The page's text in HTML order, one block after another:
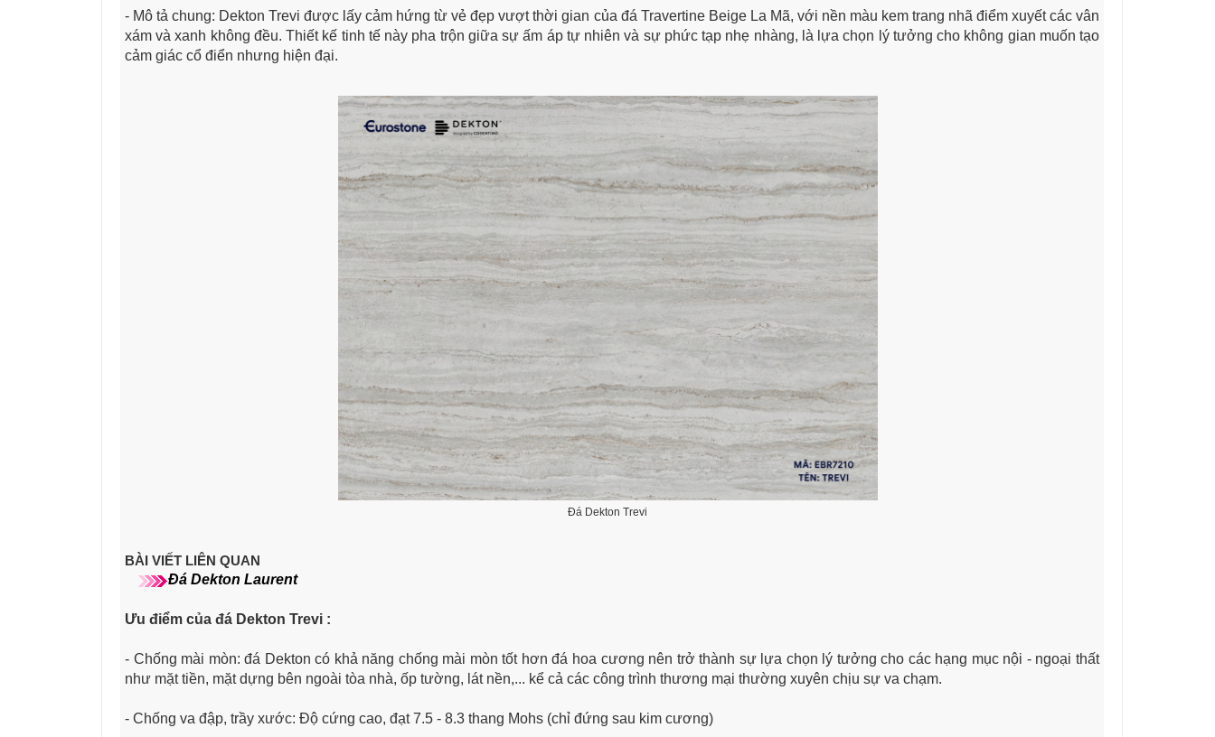
- Mô tả chung: Dekton Trevi được lấy cảm hứng từ vẻ đẹp vượt thời gian của đá Travertine Beige La Mã, với nền màu kem trang nhã điểm xuyết các vân
xám và xanh không đều. Thiết kế tinh tế này pha trộn giữa sự ấm áp tự nhiên và sự phức tạp nhẹ nhàng, là lựa chọn lý tưởng cho không gian muốn tạo
cảm giác cổ điển nhưng hiện đại.
Đá Dekton Trevi
BÀI VIẾT LIÊN QUAN
Đá Dekton Laurent
Ưu điểm của đá Dekton Trevi :
- Chống mài mòn: đá Dekton có khả năng chống mài mòn tốt hơn đá hoa cương nên trở thành sự lựa chọn lý tưởng cho các hạng mục nội - ngoại thất
như mặt tiền, mặt dựng bên ngoài tòa nhà, ốp tường, lát nền,... kể cả các công trình thương mại thường xuyên chịu sự va chạm.
- Chống va đập, trầy xước: Độ cứng cao, đạt 7.5 - 8.3 thang Mohs (chỉ đứng sau kim cương)